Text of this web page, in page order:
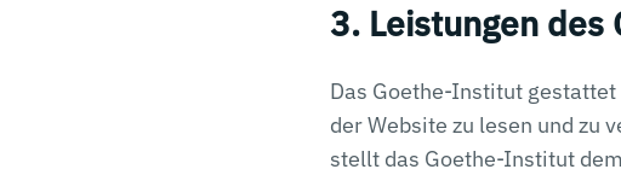
3. Leistungen
Das Goethe-Institut
der Website zu lesen und zu
stellt das Goethe-Institut